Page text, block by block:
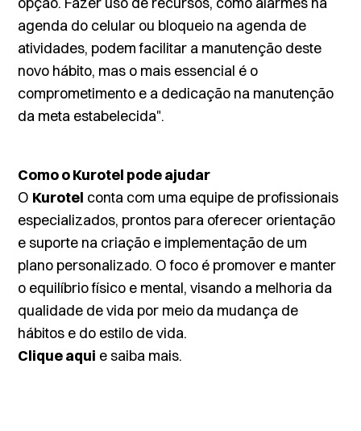
agenda do celular ou bloqueio na agenda de
atividades, podem facilitar a manutenção deste
novo hábito, mas o mais essencial é o
comprometimento e a dedicação na manutenção
da meta estabelecida".
Como o Kurotel pode ajudar
O Kurotel conta com uma equipe de profissionais
especializados, prontos para oferecer orientação
e suporte na criação e implementação de um
plano personalizado. O foco é promover e manter
o equilíbrio físico e mental, visando a melhoria da
qualidade de vida por meio da mudança de
hábitos e do estilo de vida.
Clique aqui e saiba mais.